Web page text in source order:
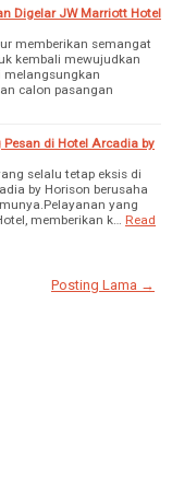
Digelar JW Marriott Hotel
memberikan semangat
kembali mewujudkan
melangsungkan
calon pasangan
di Hotel Arcadia by
selalu tetap eksis di
by Horison berusaha
yang
memberikan k… Read
Posting Lama →